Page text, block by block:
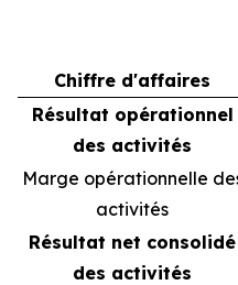
Chiffre d'affaires
Résultat opérationnel
des activités
Marge opérationnelle
activités
Résultat net consolidé
des activités